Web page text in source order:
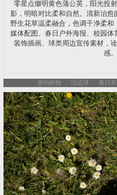
零星点缀明黄色蒲公英，阳光投
影，明暗对比柔和自然。清新治
野生花草温柔融合，色调干净柔
媒体配图、春日户外海报、校园体
装饰插画、球类周边宣传素材，
感。
俯拍静物 旧足球 春日